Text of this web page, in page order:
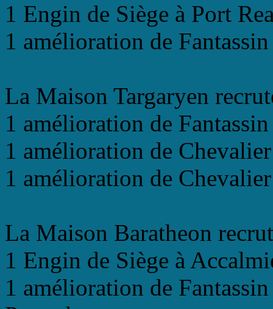
1 Engin de Siège à Port
1 amélioration de
La Maison Targaryen
1 amélioration de
1 amélioration de
1 amélioration de
La Maison Baratheon
1 Engin de Siège à
1 amélioration de